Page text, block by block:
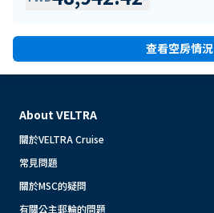
查看空房情況
About VELTRA
關於VELTRA Cruise
常見問題
關於MSC的疑問
有關公主郵輪的問題